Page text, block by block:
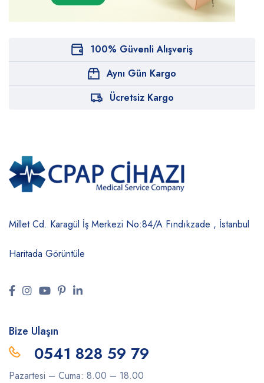
100% Güvenli Alışveriş
Aynı Gün Kargo
Ücretsiz Kargo
Millet Cd. Karagül İş Merkezi No:84/A Fındıkzade , İstanbul
Haritada Görüntüle
Bize Ulaşın
0541 828 59 79
Pazartesi – Cuma: 8.00 – 18.00